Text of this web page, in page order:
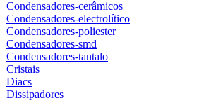
Condensadores-cerâmicos
Condensadores-electrolítico
Condensadores-poliester
Condensadores-smd
Condensadores-tantalo
Cristais
Diacs
Dissipadores